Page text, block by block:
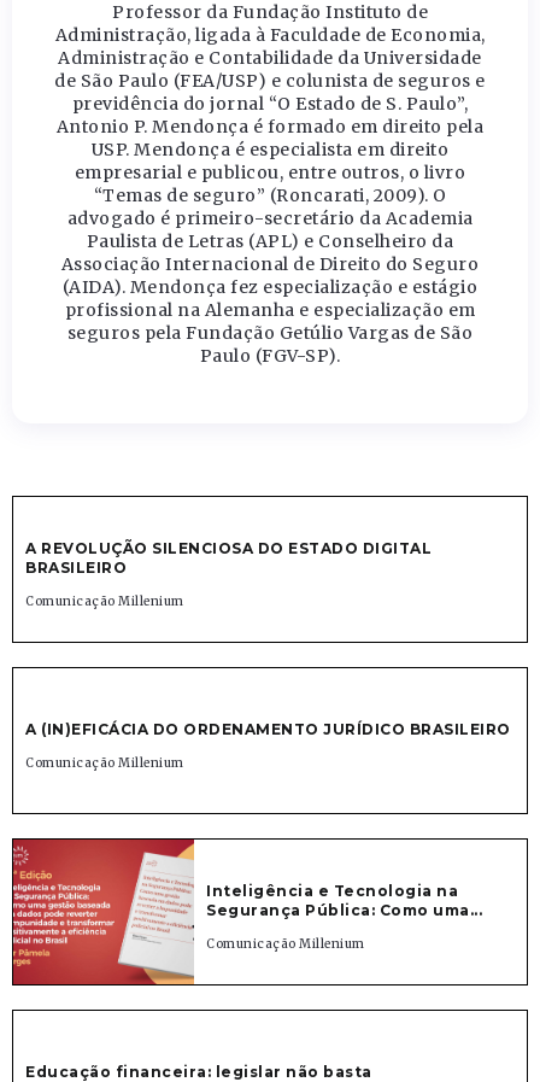
Professor da Fundação Instituto de
Administração, ligada à Faculdade de Economia,
Administração e Contabilidade da Universidade
de São Paulo (FEA/USP) e colunista de seguros e
previdência do jornal “O Estado de S. Paulo”,
Antonio P. Mendonça é formado em direito pela
USP. Mendonça é especialista em direito
empresarial e publicou, entre outros, o livro
“Temas de seguro” (Roncarati, 2009). O
advogado é primeiro-secretário da Academia
Paulista de Letras (APL) e Conselheiro da
Associação Internacional de Direito do Seguro
(AIDA). Mendonça fez especialização e estágio
profissional na Alemanha e especialização em
seguros pela Fundação Getúlio Vargas de São
Paulo (FGV-SP).
A REVOLUÇÃO SILENCIOSA DO ESTADO DIGITAL
BRASILEIRO
Comunicação Millenium
A (IN)EFICÁCIA DO ORDENAMENTO JURÍDICO BRASILEIRO
Comunicação Millenium
Inteligência e Tecnologia na
Segurança Pública: Como uma...
Comunicação Millenium
Educação financeira: legislar não basta